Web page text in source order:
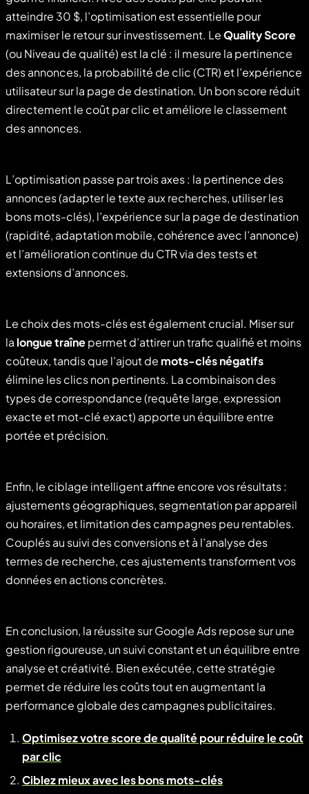
atteindre 30 $, l’optimisation est essentielle pour
maximiser le retour sur investissement. LeQuality Score
(ou Niveau de qualité) est la clé : il mesure la pertinence
des annonces, la probabilité de clic (CTR) et l’expérience
utilisateur sur la page de destination. Un bon score réduit
directement le coût par clic et améliore le classement
des annonces.
L’optimisation passe par trois axes : la pertinence des
annonces (adapter le texte aux recherches, utiliser les
bons mots-clés), l’expérience sur la page de destination
(rapidité, adaptation mobile, cohérence avec l’annonce)
et l’amélioration continue du CTR via des tests et
extensions d’annonces.
Le choix des mots-clés est également crucial. Miser sur
la longue traînepermet d’attirer un trafic qualifié et moins
coûteux, tandis que l’ajout de mots-clés négatifs
élimine les clics non pertinents. La combinaison des
types de correspondance (requête large, expression
exacte et mot-clé exact) apporte un équilibre entre
portée et précision.
Enfin, le ciblage intelligent affine encore vos résultats :
ajustements géographiques, segmentation par appareil
ou horaires, et limitation des campagnes peu rentables.
Couplés au suivi des conversions et à l’analyse des
termes de recherche, ces ajustements transforment vos
données en actions concrètes.
En conclusion, la réussite sur Google Ads repose sur une
gestion rigoureuse, un suivi constant et un équilibre entre
analyse et créativité. Bien exécutée, cette stratégie
permet de réduire les coûts tout en augmentant la
performance globale des campagnes publicitaires.
Optimisez votre score de qualité pour réduire le coût
par clic
Ciblez mieux avec les bons mots-clés